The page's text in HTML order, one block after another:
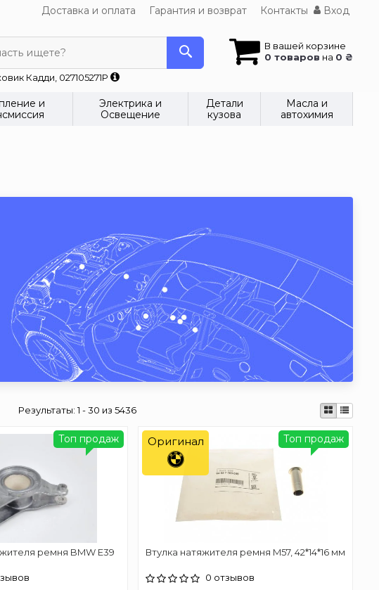
Доставка и оплата Гарантия и возврат Контакты Вход
В вашей корзине
0 товаров на 0 ₴
ищете?
Кадди, 027105271P
и
Электрика и
Освещение
Детали
кузова
Масла и
автохимия
Результаты:1 - 30 из 5436
ремня BMW E39
Топ продаж
Втулка натяжителя ремня M57, 42*14*16 мм
0 отзывов
Топ продаж
Оригинал